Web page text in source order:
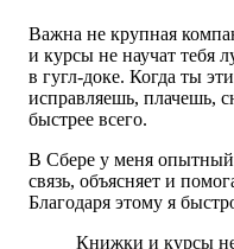
Важна не крупная
и курсы не научат тебя
в гугл-доке. Когда ты
исправляешь, плачешь,
быстрее всего.
В Сбере у меня опытный
связь, объясняет и
Благодаря этому я
Книжки и курсы не